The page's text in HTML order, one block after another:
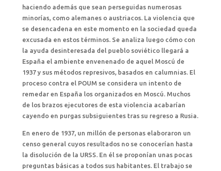
haciendo además que sean perseguidas numerosas
minorías, como alemanes o austriacos. La violencia que
se desencadena en este momento en la sociedad queda
excusada en estos términos. Se analiza luego cómo con
la ayuda desinteresada del pueblo soviético llegará a
España el ambiente envenenado de aquel Moscú de
1937 y sus métodos represivos, basados en calumnias. El
proceso contra el POUM se considera un intento de
remedar en España los organizados en Moscú. Muchos
de los brazos ejecutores de esta violencia acabarían
cayendo en purgas subsiguientes tras su regreso a Rusia.
En enero de 1937, un millón de personas elaboraron un
censo general cuyos resultados no se conocerían hasta
la disolución de la URSS. En él se proponían unas pocas
preguntas básicas a todos sus habitantes. El trabajo se